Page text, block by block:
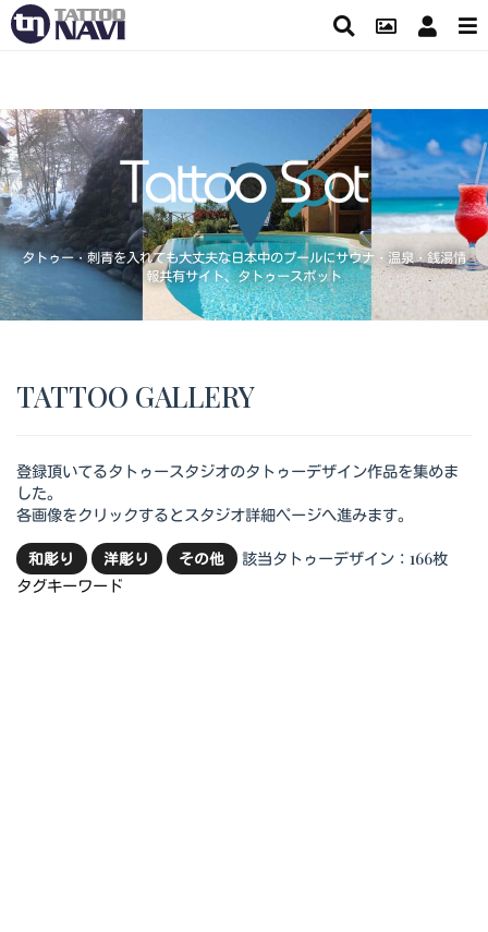
タトゥー・刺青を入れても大丈夫な日本中のプールにサウナ・温泉・銭湯情
報共有サイト、タトゥースポット
TATTOO GALLERY
登録頂いてるタトゥースタジオのタトゥーデザイン作品を集めま
した。
各画像をクリックするとスタジオ詳細ページへ進みます。
和彫り 洋彫り その他
該当タトゥーデザイン：166枚
タグキーワード